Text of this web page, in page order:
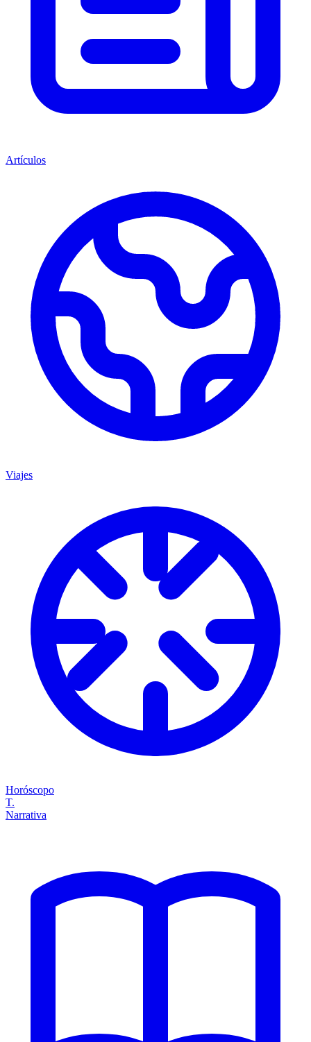
Artículos
Viajes
Horóscopo
T.
Narrativa